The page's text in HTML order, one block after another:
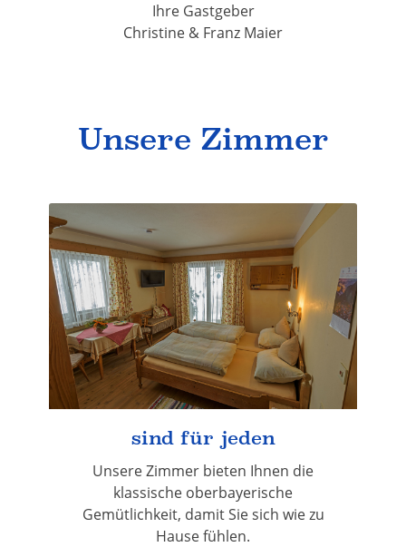
Ihre Gastgeber
Christine & Franz Maier
Unsere Zimmer
sind für jeden
Unsere Zimmer bieten Ihnen die
klassische oberbayerische
Gemütlichkeit, damit Sie sich wie zu
Hause fühlen.